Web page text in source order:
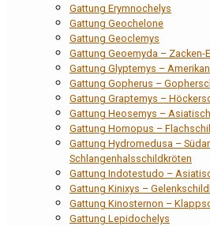
Gattung Erymnochelys
Gattung Geochelone
Gattung Geoclemys
Gattung Geoemyda – Zacken-
Gattung Glyptemys –
Gattung Gopherus –
Gattung Graptemys –
Gattung Heosemys –
Gattung Homopus –
Gattung Hydromedusa –
Schlangenhalsschildkröten
Gattung Indotestudo –
Gattung Kinixys –
Gattung Kinosternon –
Gattung Lepidochelys